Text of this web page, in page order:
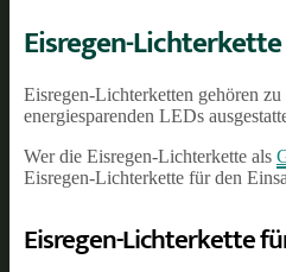
Eisregen-
Eisregen-Lichterketten gehören zu
energiesparenden LEDs
Wer die Eisregen-Lichterkette als
Eisregen-Lichterkette für den
Eisregen-Lichterkette